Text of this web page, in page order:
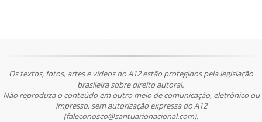
Os textos, fotos, artes e vídeos do A12 estão protegidos pela legislação
brasileira sobre direito autoral.
Não reproduza o conteúdo em outro meio de comunicação, eletrônico ou
impresso, sem autorização expressa do A12
(faleconosco@santuarionacional.com).